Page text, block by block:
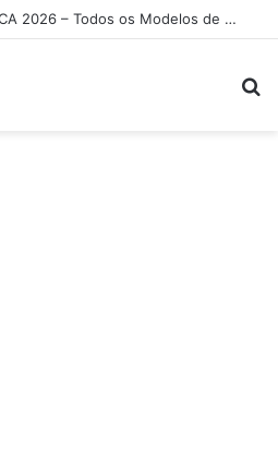
Atualizações AZAMERICA 2026 – Todos os Modelos de Receptores AZAMERICA